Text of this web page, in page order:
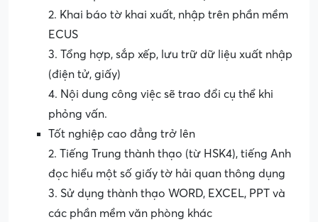
2. Khai báo tờ khai xuất, nhập trên phần mềm
ECUS
3. Tổng hợp, sắp xếp, lưu trữ dữ liệu xuất nhập
(điện tử, giấy)
4. Nội dung công việc sẽ trao đổi cụ thể khi
phỏng vấn.
Tốt nghiệp cao đẳng trở lên
2. Tiếng Trung thành thạo (từ HSK4), tiếng Anh
đọc hiểu một số giấy tờ hải quan thông dụng
3. Sử dụng thành thạo WORD, EXCEL, PPT và
các phần mềm văn phòng khác